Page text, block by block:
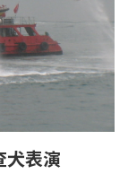
表演